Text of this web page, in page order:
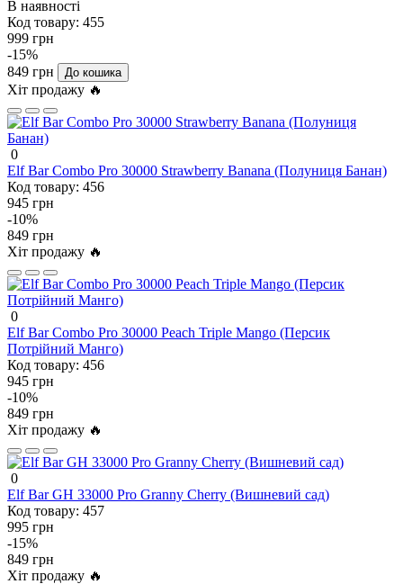
В наявності
Код товару: 455
999 грн
-15%
849 грн
До кошика
Хіт продажу 🔥
0
Elf Bar Combo Pro 30000 Strawberry Banana (Полуниця Банан)
Код товару: 456
945 грн
-10%
849 грн
Хіт продажу 🔥
0
Elf Bar Combo Pro 30000 Peach Triple Mango (Персик
Потрійний Манго)
Код товару: 456
945 грн
-10%
849 грн
Хіт продажу 🔥
0
Elf Bar GH 33000 Pro Granny Cherry (Вишневий сад)
Код товару: 457
995 грн
-15%
849 грн
Хіт продажу 🔥